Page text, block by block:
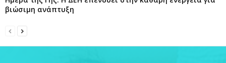
βιώσιμη ανάπτυξη